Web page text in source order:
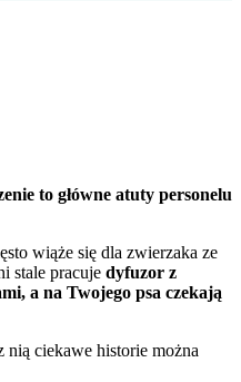
to główne atuty personelu
wiąże się dla zwierzaka ze
stale pracuje dyfuzor z
a na Twojego psa czekają
nią ciekawe historie można